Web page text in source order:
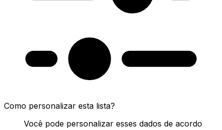
Como personalizar esta lista?
Você pode personalizar esses dados de acordo